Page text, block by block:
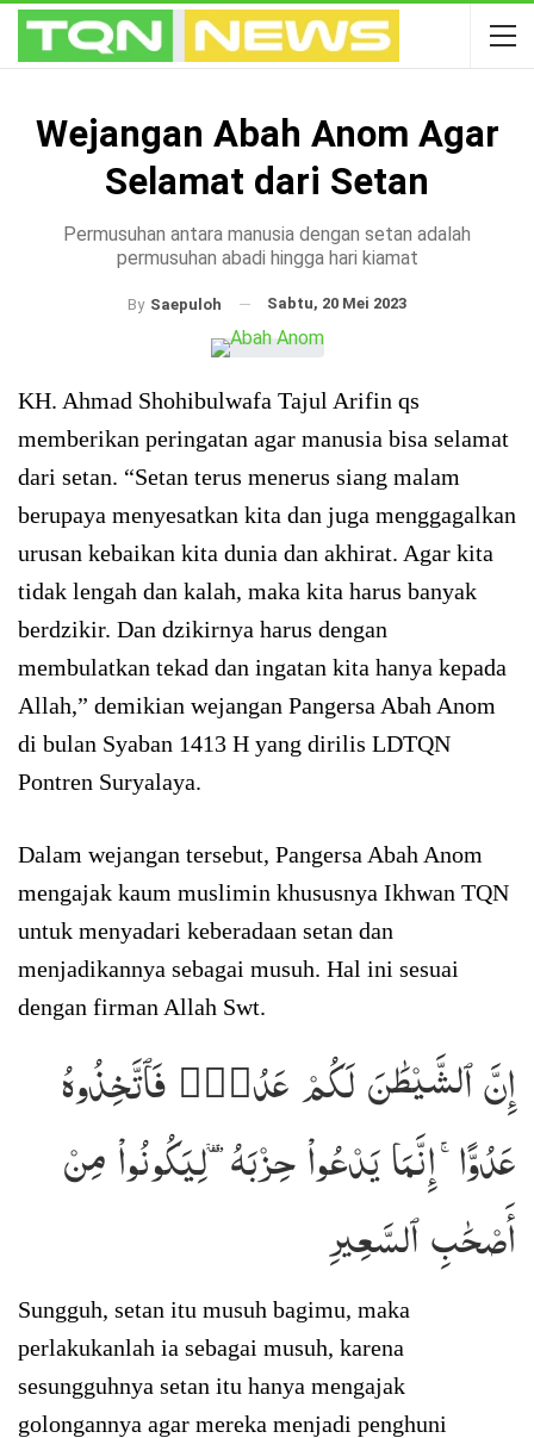
Wejangan Abah Anom Agar
Selamat dari Setan
Permusuhan antara manusia dengan setan adalah
permusuhan abadi hingga hari kiamat
By Saepuloh Sabtu, 20 Mei 2023
KH. Ahmad Shohibulwafa Tajul Arifin qs
memberikan peringatan agar manusia bisa selamat
dari setan. “Setan terus menerus siang malam
berupaya menyesatkan kita dan juga menggagalkan
urusan kebaikan kita dunia dan akhirat. Agar kita
tidak lengah dan kalah, maka kita harus banyak
berdzikir. Dan dzikirnya harus dengan
membulatkan tekad dan ingatan kita hanya kepada
Allah,” demikian wejangan Pangersa Abah Anom
di bulan Syaban 1413 H yang dirilis LDTQN
Pontren Suryalaya.
Dalam wejangan tersebut, Pangersa Abah Anom
mengajak kaum muslimin khususnya Ikhwan TQN
untuk menyadari keberadaan setan dan
menjadikannya sebagai musuh. Hal ini sesuai
dengan firman Allah Swt.
إِنَّ ٱلشَّيۡطَٰنَ لَكُمۡ عَدُوّٞ فَٱتَّخِذُوهُ
عَدُوًّاۚ إِنَّمَا يَدۡعُواْ حِزۡبَهُۥ لِيَكُونُواْ مِنۡ
أَصۡحَٰبِ ٱلسَّعِيرِ
Sungguh, setan itu musuh bagimu, maka
perlakukanlah ia sebagai musuh, karena
sesungguhnya setan itu hanya mengajak
golongannya agar mereka menjadi penghuni